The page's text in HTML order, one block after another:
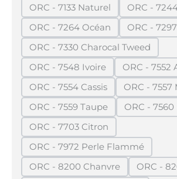
ORC - 7133 Naturel
(Diese Option ist zurzeit
ORC -
ORC - 7264 Océan
(Diese Option ist zurzeit
ORC -
ORC - 7330 Charocal Tweed
(Diese Option ist
ORC - 7548 Ivoire
(Diese Option ist zurzeit
ORC - 7552
ORC - 7554 Cassis
(Diese Option ist zurzeit
ORC -
ORC - 7559 Taupe
(Diese Option ist zurzeit
ORC -
ORC - 7703 Citron
(Diese Option ist zurzeit
ORC - 7972 Perle Flammé
(Diese Option ist
ORC - 8200 Chanvre
(Diese Option ist zurzeit
ORC -